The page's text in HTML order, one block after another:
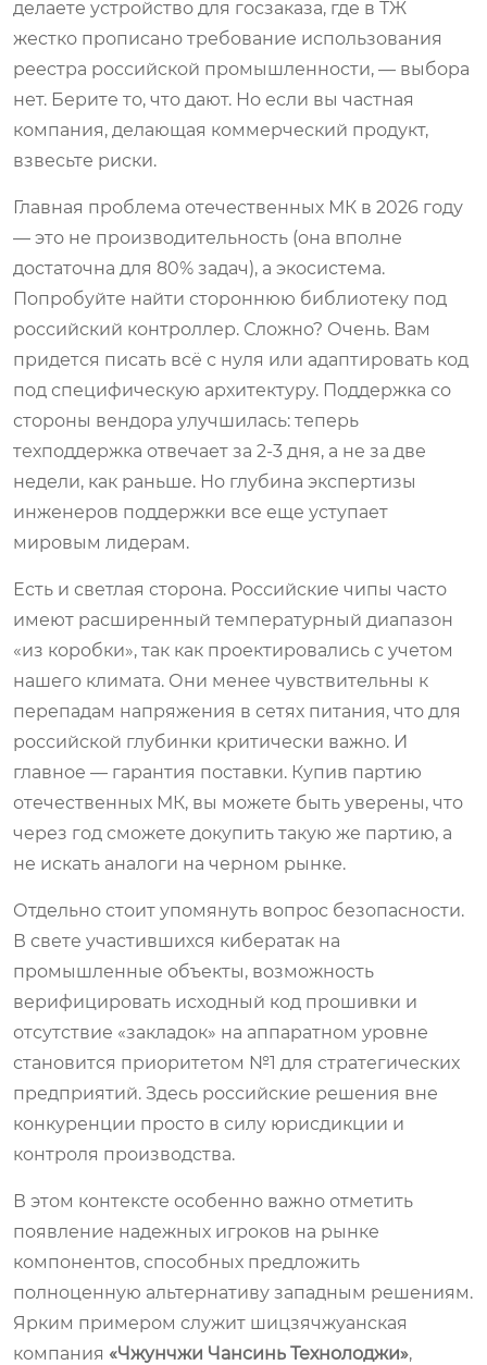
делаете устройство для госзаказа, где в ТЖ
жестко прописано требование использования
реестра российской промышленности, — выбора
нет. Берите то, что дают. Но если вы частная
компания, делающая коммерческий продукт,
взвесьте риски.
Главная проблема отечественных МК в 2026 году
— это не производительность (она вполне
достаточна для 80% задач), а экосистема.
Попробуйте найти стороннюю библиотеку под
российский контроллер. Сложно? Очень. Вам
придется писать всё с нуля или адаптировать код
под специфическую архитектуру. Поддержка со
стороны вендора улучшилась: теперь
техподдержка отвечает за 2-3 дня, а не за две
недели, как раньше. Но глубина экспертизы
инженеров поддержки все еще уступает
мировым лидерам.
Есть и светлая сторона. Российские чипы часто
имеют расширенный температурный диапазон
«из коробки», так как проектировались с учетом
нашего климата. Они менее чувствительны к
перепадам напряжения в сетях питания, что для
российской глубинки критически важно. И
главное — гарантия поставки. Купив партию
отечественных МК, вы можете быть уверены, что
через год сможете докупить такую же партию, а
не искать аналоги на черном рынке.
Отдельно стоит упомянуть вопрос безопасности.
В свете участившихся кибератак на
промышленные объекты, возможность
верифицировать исходный код прошивки и
отсутствие «закладок» на аппаратном уровне
становится приоритетом №1 для стратегических
предприятий. Здесь российские решения вне
конкуренции просто в силу юрисдикции и
контроля производства.
В этом контексте особенно важно отметить
появление надежных игроков на рынке
компонентов, способных предложить
полноценную альтернативу западным решениям.
Ярким примером служит шицзячжуанская
компания «Чжунчжи Чансинь Технолоджи»,